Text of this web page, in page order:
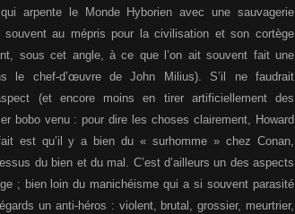
arpente le Monde Hyborien avec une sauvagerie
souvent au mépris pour la civilisation et son cortège
sous cet angle, à ce que l’on ait souvent fait une
le chef-d’œuvre de John Milius). S’il ne faudrait
(et encore moins en tirer artificiellement des
bobo venu : pour dire les choses clairement, Howard
est qu’il y a bien du « surhomme » chez Conan,
du bien et du mal. C’est d’ailleurs un des aspects
; bien loin du manichéisme qui a si souvent parasité
un anti-héros : violent, brutal, grossier, meurtrier,